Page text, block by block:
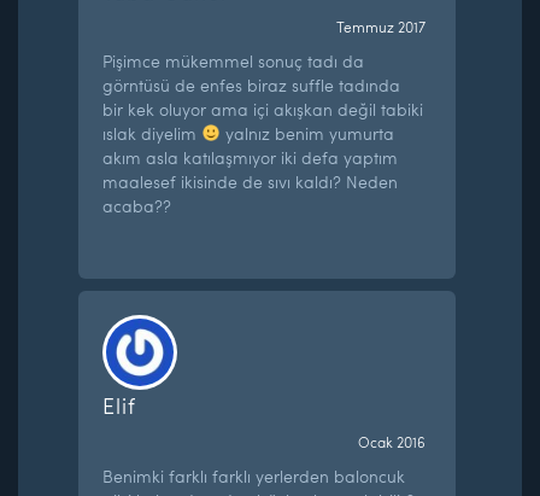
Temmuz 2017
Pişimce mükemmel sonuç tadı da
görntüsü de enfes biraz suffle tadında
bir kek oluyor ama içi akışkan değil tabiki
ıslak diyelim
yalnız benim yumurta
akım asla katılaşmıyor iki defa yaptım
maalesef ikisinde de sıvı kaldı? Neden
acaba??
Elif
Ocak 2016
Benimki farklı farklı yerlerden baloncuk